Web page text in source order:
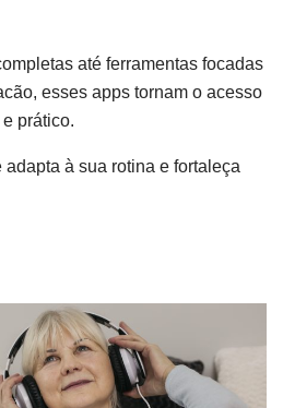
até ferramentas focadas
esses apps tornam o acesso
prático.
à sua rotina e fortaleça